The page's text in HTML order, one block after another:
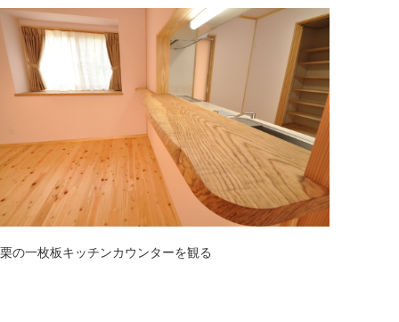
栗の一枚板キッチンカウンターを観る